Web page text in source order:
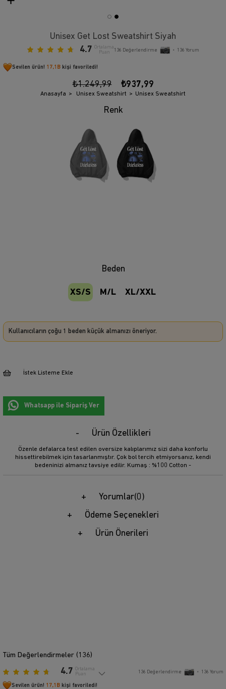
Unisex Get Lost Sweatshirt Siyah
4.7 Ortalama
Puan
136 Değerlendirme • 136 Yorum
Sevilen ürün! 17,1B kişi favoriledi!
₺1.249,99 ₺937,99
Anasayfa Unisex Sweatshirt Unisex Sweatshirt
Beden
XS/S M/L XL/XXL
Kullanıcıların çoğu 1 beden küçük almanızı öneriyor.
İstek Listeme Ekle
Whatsapp ile Sipariş Ver
Ürün Özellikleri
Özenle defalarca test edilen oversize kalıplarımız sizi daha konforlu
hissettirebilmek için tasarlanmıştır. Çok bol tercih etmiyorsanız, kendi
bedeninizi almanız tavsiye edilir. Kumaş : %100 Cotton -
Yorumlar(0)
Ödeme Seçenekleri
Ürün Önerileri
Tüm Değerlendirmeler (136)
4.7 Ortalama
Puan
136 Değerlendirme • 136 Yorum
Sevilen ürün! 17,1B kişi favoriledi!